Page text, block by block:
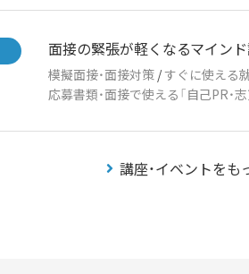
面接の緊張が軽くなるマイン
模擬面接・面接対策 /すぐに使える
応募書類・面接で使える「自己PR・
講座・イベントをも